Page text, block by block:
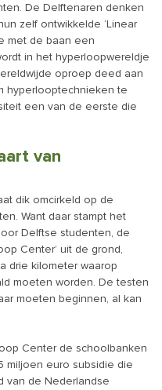
De Delftenaren denken
zelf ontwikkelde ‘Linear
met de baan een
in het hyperloopwereldje
oproep deed aan
hyperlooptechnieken te
een van de eerste die
van
dik omcirkeld op de
Want daar stampt het
Delftse studenten, de
Center’ uit de grond,
drie kilometer waarop
moeten worden. De testen
moeten beginnen, al kan
Center de schoolbanken
miljoen euro subsidie die
van de Nederlandse